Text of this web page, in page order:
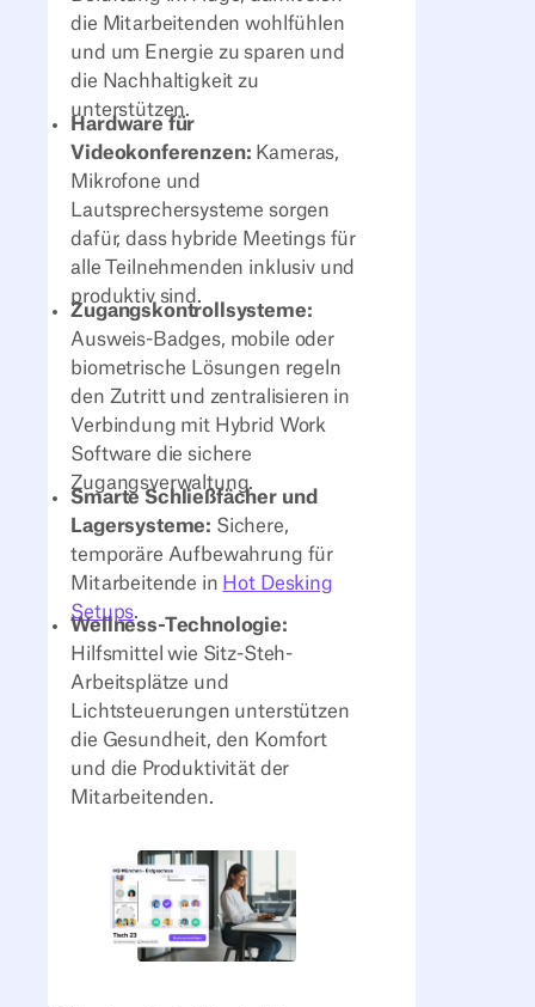
die Mitarbeitenden wohlfühlen
und um Energie zu sparen und
die Nachhaltigkeit zu
unterstützen.
Hardware für
Videokonferenzen: Kameras,
Mikrofone und
Lautsprechersysteme sorgen
dafür, dass hybride Meetings für
alle Teilnehmenden inklusiv und
produktiv sind.
Zugangskontrollsysteme:
Ausweis-Badges, mobile oder
biometrische Lösungen regeln
den Zutritt und zentralisieren in
Verbindung mit Hybrid Work
Software die sichere
Zugangsverwaltung.
Smarte Schließfächer und
Lagersysteme: Sichere,
temporäre Aufbewahrung für
Mitarbeitende in Hot Desking
Setups.
Wellness-Technologie:
Hilfsmittel wie Sitz-Steh-
Arbeitsplätze und
Lichtsteuerungen unterstützen
die Gesundheit, den Komfort
und die Produktivität der
Mitarbeitenden.